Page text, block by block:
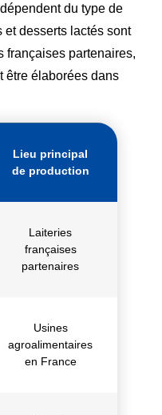
du type de
et desserts lactés sont
françaises partenaires,
être élaborées dans
Lieu principal
de production
Laiteries
françaises
partenaires
Usines
agroalimentaires
en France